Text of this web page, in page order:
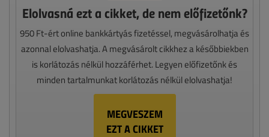
Elolvasná ezt a cikket, de nem előfizetőnk?
950 Ft-ért online bankkártyás fizetéssel, megvásárolhatja és
azonnal elolvashatja. A megvásárolt cikkhez a későbbiekben
is korlátozás nélkül hozzáférhet. Legyen előfizetőnk és
minden tartalmunkat korlátozás nélkül elolvashatja!
MEGVESZEM
EZT A CIKKET